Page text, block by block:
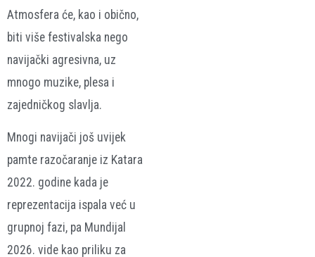
Atmosfera će, kao i obično,
biti više festivalska nego
navijački agresivna, uz
mnogo muzike, plesa i
zajedničkog slavlja.
Mnogi navijači još uvijek
pamte razočaranje iz Katara
2022. godine kada je
reprezentacija ispala već u
grupnoj fazi, pa Mundijal
2026. vide kao priliku za